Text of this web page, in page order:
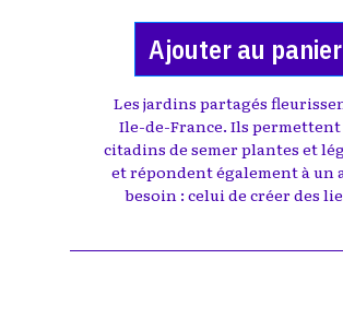
Ajouter au panier
Les jardins partagés
Ile-de-France. Ils permettent
citadins de semer plantes et
et répondent également à un
besoin : celui de créer des